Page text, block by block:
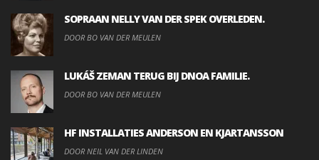
SOPRAAN NELLY VAN DER SPEK OVERLEDEN.
DOOR BO VAN DER MEULEN
LUKÁŠ ZEMAN TERUG BIJ DNOA FAMILIE.
DOOR BO VAN DER MEULEN
HF INSTALLATIES ANDERSON EN KJARTANSSON
DOOR NEIL VAN DER LINDEN